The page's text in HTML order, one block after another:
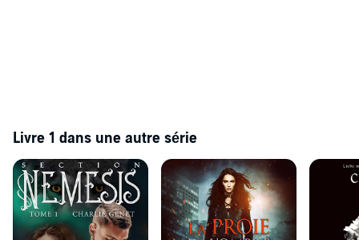
Livre 1 dans une autre série